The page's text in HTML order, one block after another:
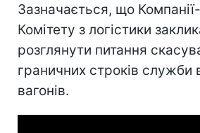
Зазначається, що
Комітету з логістики
розглянути питання
граничних строків служби
вагонів.